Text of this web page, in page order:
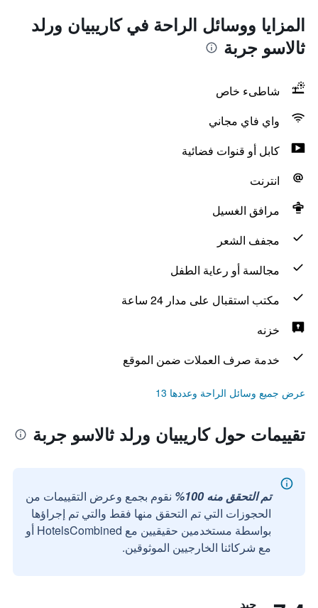
المزايا ووسائل الراحة في كاريبيان ورلد
ثالاسو جربة
شاطىء خاص
واي فاي مجاني
كابل أو قنوات فضائية
انترنت
مرافق الغسيل
مجفف الشعر
مجالسة أو رعاية الطفل
مكتب استقبال على مدار 24 ساعة
خزنه
خدمة صرف العملات ضمن الموقع
عرض جميع وسائل الراحة وعددها 13
تقييمات حول كاريبيان ورلد ثالاسو جربة
تم التحقق منه 100%
نقوم بجمع وعرض التقييمات من
الحجوزات التي تم التحقق منها فقط والتي تم إجراؤها
بواسطة مستخدمين حقيقيين مع HotelsCombined أو
مع شركائنا الخارجيين الموثوقين.
جيد